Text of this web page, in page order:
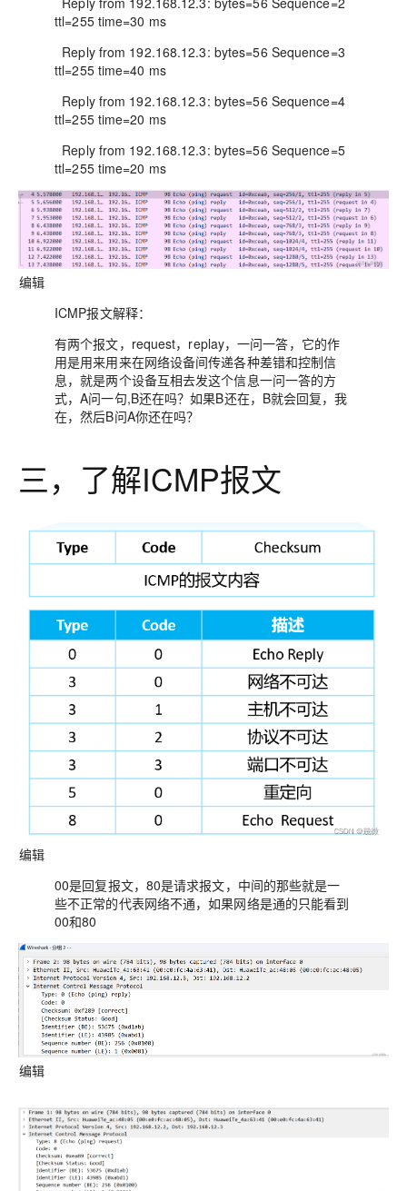
ttl=255 time=30 ms
Reply from 192.168.12.3: bytes=56 Sequence=3
ttl=255 time=40 ms
Reply from 192.168.12.3: bytes=56 Sequence=4
ttl=255 time=20 ms
Reply from 192.168.12.3: bytes=56 Sequence=5
ttl=255 time=20 ms
编辑
ICMP报文解释：
有两个报文，request，replay，一问一答，它的作
用是用来用来在网络设备间传递各种差错和控制信
息，就是两个设备互相去发这个信息一问一答的方
式，A问一句,B还在吗？如果B还在，B就会回复，我
在，然后B问A你还在吗？
三，了解ICMP报文
编辑
00是回复报文，80是请求报文，中间的那些就是一
些不正常的代表网络不通，如果网络是通的只能看到
00和80
编辑